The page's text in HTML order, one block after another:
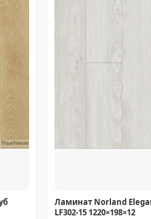
Ламинат Norland
LF302-15 1220×198×12